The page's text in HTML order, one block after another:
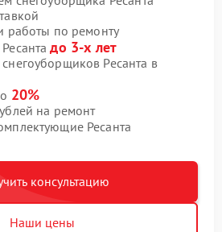
работы по ремонту
до 3-х лет
Ресанта в
20%
на ремонт
Ресанта
консультацию
Наши цены